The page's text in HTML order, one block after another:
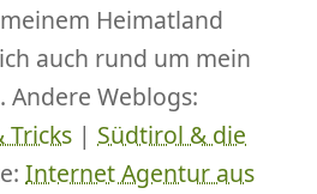
Heimatland
auch rund um mein
Weblogs:
Tricks | Südtirol & die
Internet Agentur aus